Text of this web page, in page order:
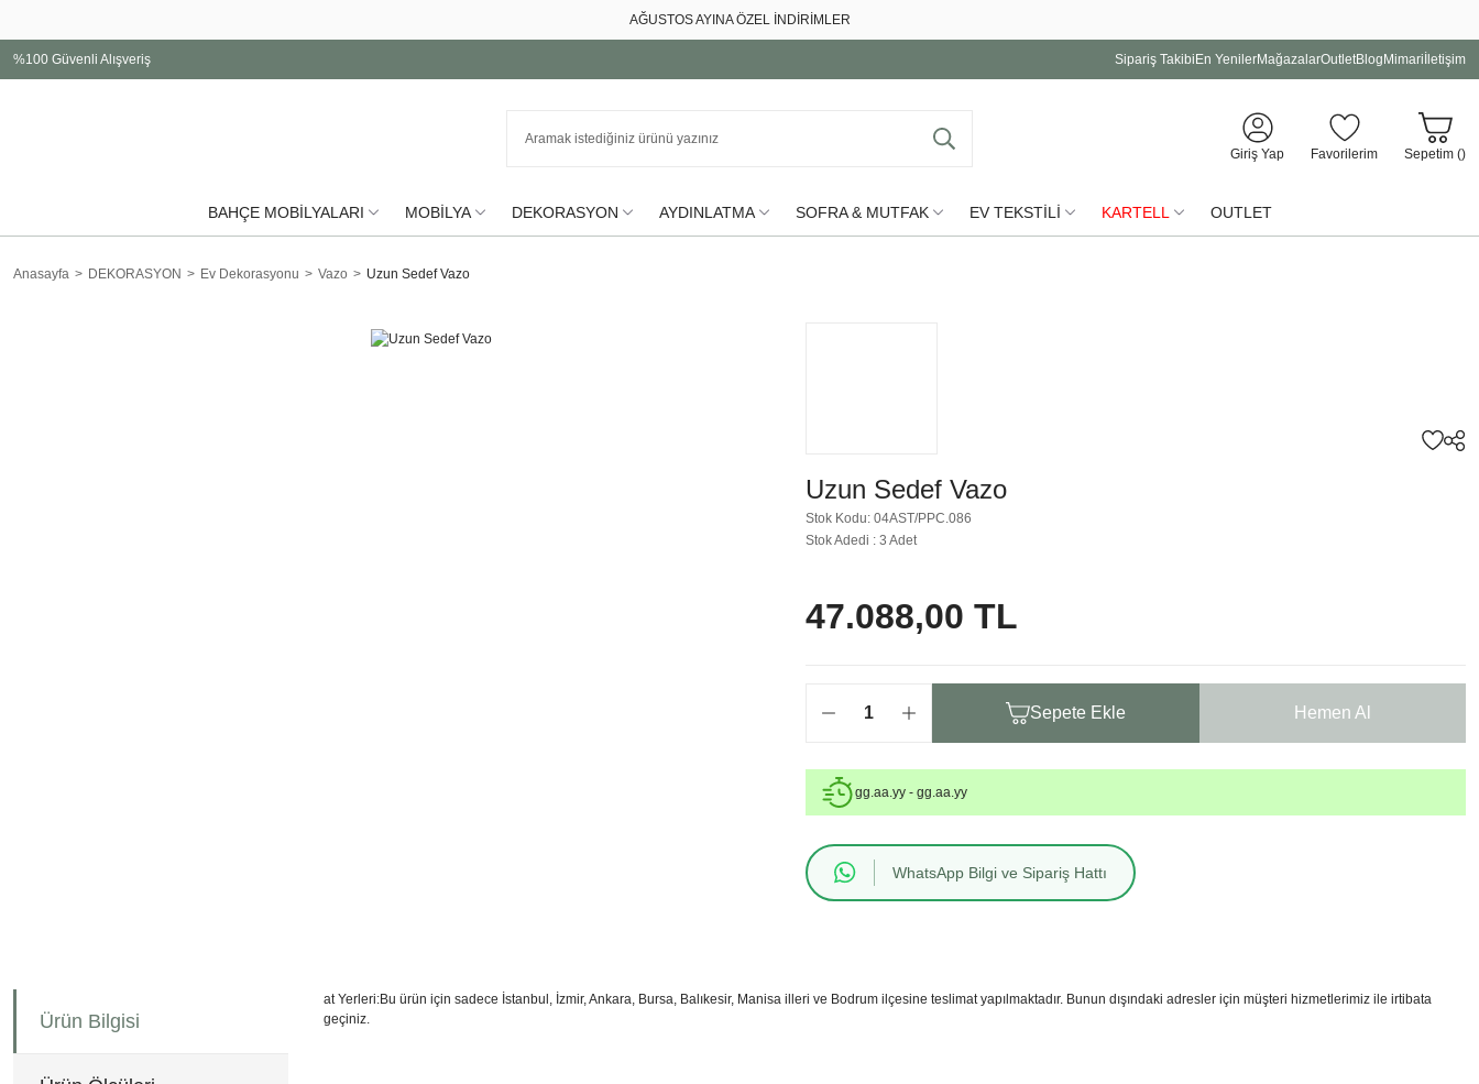
AĞUSTOS AYINA ÖZEL İNDİRİMLER
%100 Güvenli Alışveriş Sipariş Takibi En YenilerMağazalarOutletBlog Mimari İletişim
Giriş Yap Favorilerim Sepetim ()
BAHÇE MOBİLYALARI MOBİLYA DEKORASYON AYDINLATMA SOFRA & MUTFAK EV TEKSTİLİ KARTELL OUTLET
Anasayfa DEKORASYON Ev Dekorasyonu Vazo Uzun Sedef Vazo
Uzun Sedef Vazo
Stok Kodu: 04AST/PPC.086
Stok Adedi : 3 Adet
47.088,00 TL
Sepete Ekle Hemen Al
gg.aa.yy - gg.aa.yy
WhatsApp Bilgi ve Sipariş Hattı
Ürün Bilgisi
at Yerleri:Bu ürün için sadece İstanbul, İzmir, Ankara, Bursa, Balıkesir, Manisa illeri ve Bodrum ilçesine teslimat yapılmaktadır. Bunun dışındaki adresler için müşteri hizmetlerimiz ile irtibata
geçiniz.